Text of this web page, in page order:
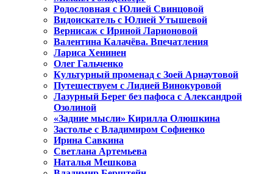
Родословная с Юлией Свинцовой
Видоискатель с Юлией Утышевой
Вернисаж с Ириной Ларионовой
Валентина Калачёва. Впечатления
Лариса Хенинен
Олег Гальченко
Культурный променад с Зоей Арнаутовой
Путешествуем с Лидией Винокуровой
Лазурный Берег без пафоса с Александрой
Озолиной
«Задние мысли» Кирилла Олюшкина
Застолье с Владимиром Софиенко
Ирина Савкина
Светлана Артемьева
Наталья Мешкова